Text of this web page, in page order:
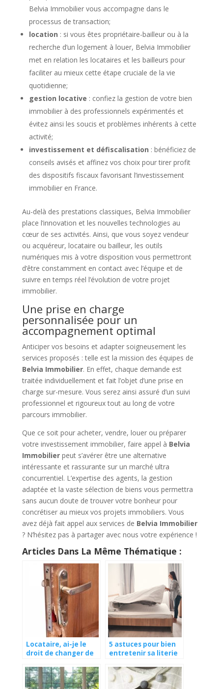
Belvia Immobilier vous accompagne dans le
processus de transaction;
location : si vous êtes propriétaire-bailleur ou à la
recherche d’un logement à louer, Belvia Immobilier
met en relation les locataires et les bailleurs pour
faciliter au mieux cette étape cruciale de la vie
quotidienne;
gestion locative : confiez la gestion de votre bien
immobilier à des professionnels expérimentés et
évitez ainsi les soucis et problèmes inhérents à cette
activité;
investissement et défiscalisation : bénéficiez de
conseils avisés et affinez vos choix pour tirer profit
des dispositifs fiscaux favorisant l’investissement
immobilier en France.
Au-delà des prestations classiques, Belvia Immobilier
place l’innovation et les nouvelles technologies au
cœur de ses activités. Ainsi, que vous soyez vendeur
ou acquéreur, locataire ou bailleur, les outils
numériques mis à votre disposition vous permettront
d’être constamment en contact avec l’équipe et de
suivre en temps réel l’évolution de votre projet
immobilier.
Une prise en charge
personnalisée pour un
accompagnement optimal
Anticiper vos besoins et adapter soigneusement les
services proposés : telle est la mission des équipes de
Belvia Immobilier. En effet, chaque demande est
traitée individuellement et fait l’objet d’une prise en
charge sur-mesure. Vous serez ainsi assuré d’un suivi
professionnel et rigoureux tout au long de votre
parcours immobilier.
Que ce soit pour acheter, vendre, louer ou préparer
votre investissement immobilier, faire appel à Belvia
Immobilierpeut s’avérer être une alternative
intéressante et rassurante sur un marché ultra
concurrentiel. L’expertise des agents, la gestion
adaptée et la vaste sélection de biens vous permettra
sans aucun doute de trouver votre bonheur pour
concrétiser au mieux vos projets immobiliers. Vous
avez déjà fait appel aux services de Belvia Immobilier
? N’hésitez pas à partager avec nous votre expérience !
Articles Dans La Même Thématique :
Locataire, ai-je le
droit de changer de
5 astuces pour bien
entretenir sa literie